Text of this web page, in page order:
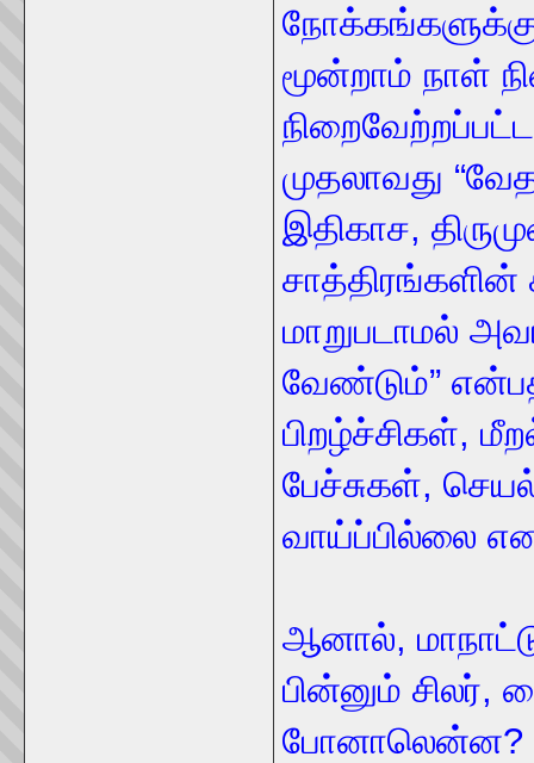
மூன்றாம் நாள்
முதலாவது
இதிகாச,
சாத்திரங்களின்
மாறுபடாமல்
வேண்டும்”
பிறழ்ச்சிகள்,
பேச்சுகள்,
வாய்ப்பில்லை
ஆனால்,
பின்னும் சிலர்,
போனாலென்ன?